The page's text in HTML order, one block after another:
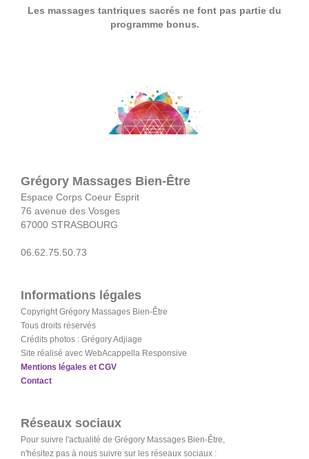
Les massages tantriques sacrés ne font pas partie du
programme bonus.
Grégory Massages Bien-Être
Espace Corps Coeur Esprit
76 avenue des Vosges
67000 STRASBOURG
06.62.75.50.73
Informations légales
Copyright Grégory Massages Bien-Être
Tous droits réservés
Crédits photos : Grégory Adjiage
Site réalisé avec WebAcappella Responsive
Mentions légales et CGV
Contact
Réseaux sociaux
Pour suivre l'actualité de Grégory Massages Bien-Être,
n'hésitez pas à nous suivre sur les réseaux sociaux :